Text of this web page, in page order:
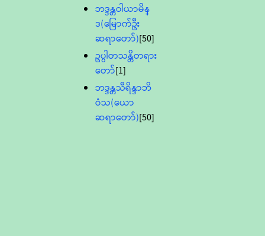
ဘဒ္ဒန္တဝါယာမိန္
ဒ(မြောက်ဦး
ဆရာတော်)[50]
ဥပ္ပါတသန္တိတရား
တော်[1]
ဘဒ္ဒန္တသီရိန္ဒာဘိ
ဝံသ(ယော
ဆရာတော်)[50]